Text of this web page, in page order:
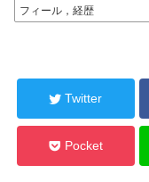
フィール，経歴
Twitter
Pocket